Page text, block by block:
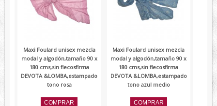
Maxi Foulard unisex mezcla
modal y algodón,tamaño 90 x
180 cms,sin flecosfirma
DEVOTA &LOMBA,estampado
tono rosa
Maxi Foulard unisex mezcla
modal y algodón,tamaño 90 x
180 cms,sin flecosfirma
DEVOTA &LOMBA,estampado
tono azul medio